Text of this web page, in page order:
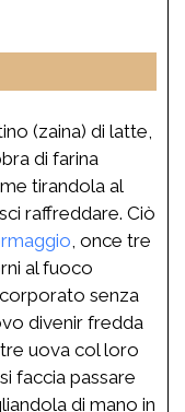
(zaina) di latte,
di farina
tirandola al
raffreddare. Ciò
, once tre
al fuoco
senza
divenir fredda
uova col loro
faccia passare
di mano in